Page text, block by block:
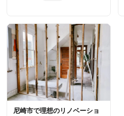
尼崎市で理想のリノベーショ